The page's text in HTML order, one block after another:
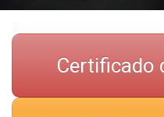
Tema LivreCertificado